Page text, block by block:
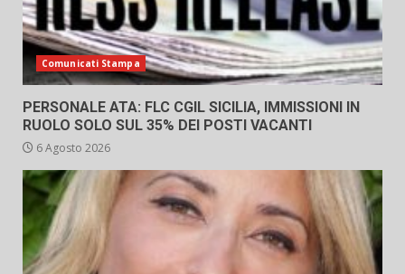
Comunicati Stampa
PERSONALE ATA: FLC CGIL SICILIA, IMMISSIONI IN
RUOLO SOLO SUL 35% DEI POSTI VACANTI
6 Agosto 2026